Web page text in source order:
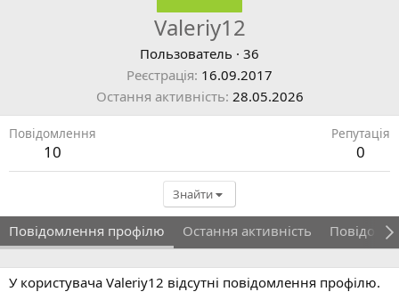
Valeriy12
Пользователь · 36
Реєстрація 16.09.2017
Остання активність 28.05.2026
Повідомлення
10
Репутація
0
Знайти
Повідомлення профілю Остання активність
У користувача Valeriy12 відсутні повідомлення профілю.